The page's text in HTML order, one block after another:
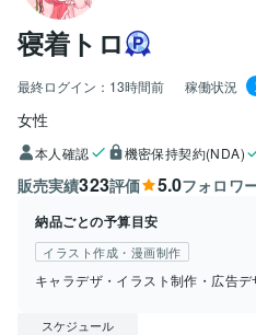
寝着トロ
最終ログイン： 13時間前 稼働状況
女性
本人確認 機密保持契約(NDA)
販売実績323評価 5.0フォロワ
納品ごとの予算目安
イラスト作成・漫画制作
キャラデザ・イラスト制作・広告デ
スケジュール